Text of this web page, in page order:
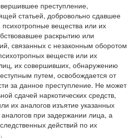
преступление,
статьей, добровольно сдавшее
психотропные вещества или их
раскрытию или
связанных с незаконным оборотом
веществ или их
их совершивших, обнаружению
путем, освобождается от
за данное преступление. Не может
сдачей наркотических средств,
их аналогов изъятие указанных
при задержании лица, а
действий по их